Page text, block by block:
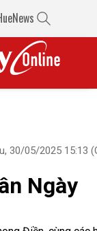
30/05/2025 15:13
Ngày